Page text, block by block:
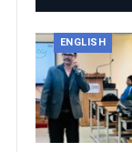
ENGLISH